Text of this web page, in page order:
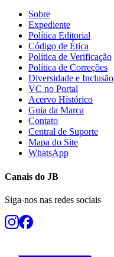
Sobre
Expediente
Política Editorial
Código de Ética
Política de Verificação
Política de Correções
Diversidade e Inclusão
VC no Portal
Acervo Histórico
Guia da Marca
Contato
Central de Suporte
Mapa do Site
WhatsApp
Canais do JB
Siga-nos nas redes sociais